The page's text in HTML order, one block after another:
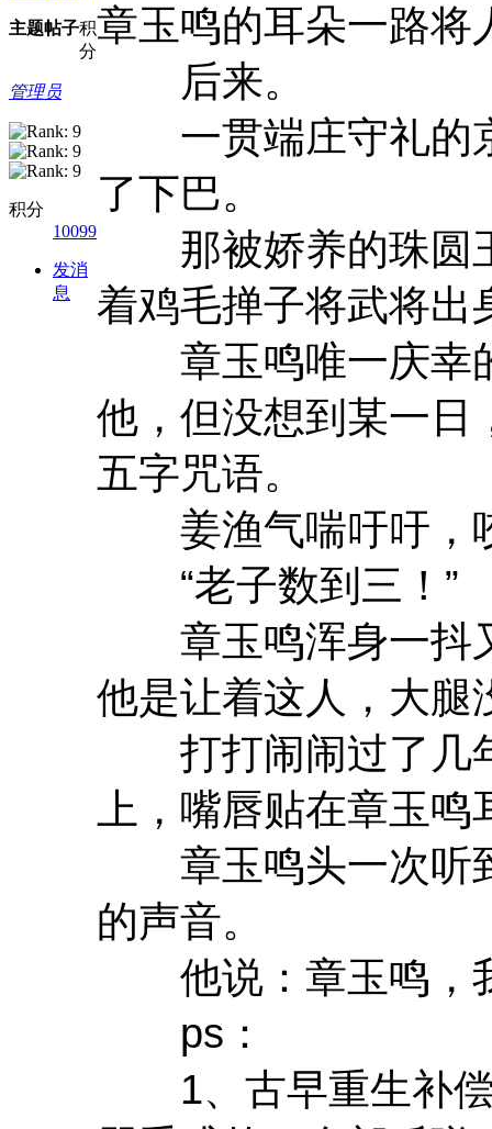
主题帖子积
分
管理员
积分
10099
发消
息
章玉鸣的耳朵一路将
后来。
一贯端庄守礼的
了下巴。
那被娇养的珠圆
着鸡毛掸子将武将出
章玉鸣唯一庆幸
他，但没想到某一日
五字咒语。
姜渔气喘吁吁，
“老子数到三！”
章玉鸣浑身一抖
他是让着这人，大腿
打打闹闹过了几
上，嘴唇贴在章玉
章玉鸣头一次听
的声音。
他说：章玉鸣，
ps：
1、古早重生补偿